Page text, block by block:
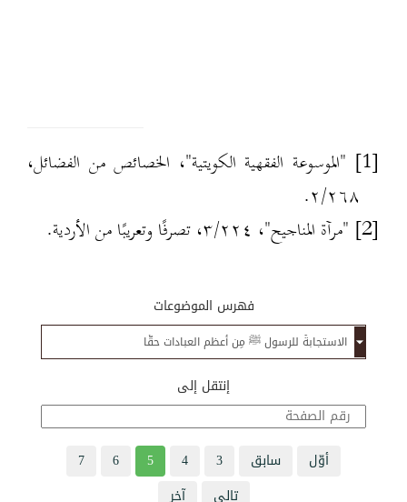
[1] "الموسوعة الفقهية الكويتية"، الخصائص من الفضائل،
٢/٢٦٨.
[2] "مرآة المناجيح"، ٣/٢٢٤، تصرفًا وتعريبًا من الأردية.
فهرس الموضوعات
إنتقل إلى
أوّل سابق 3
4
5
6
7
تالي
آخر